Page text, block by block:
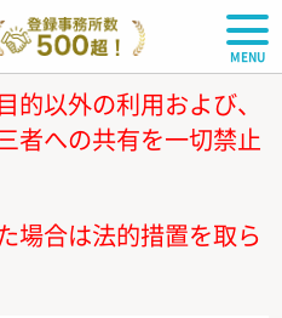
法書士JOBサーチ
的以外の利用および、
者への共有を一切禁止
場合は法的措置を取ら